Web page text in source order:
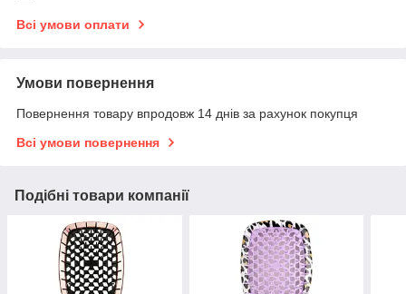
Всі умови оплати
Умови повернення
Повернення товару впродовж 14 днів за рахунок покупця
Всі умови повернення
Подібні товари компанії